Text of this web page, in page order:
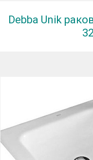
Debba Unik